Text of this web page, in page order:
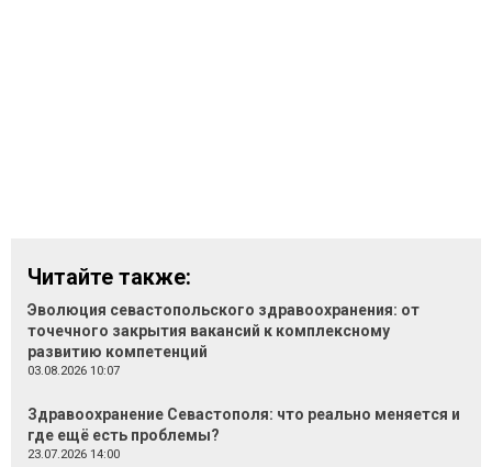
Читайте также:
Эволюция севастопольского здравоохранения: от
точечного закрытия вакансий к комплексному
развитию компетенций
03.08.2026 10:07
Здравоохранение Севастополя: что реально меняется и
где ещё есть проблемы?
23.07.2026 14:00